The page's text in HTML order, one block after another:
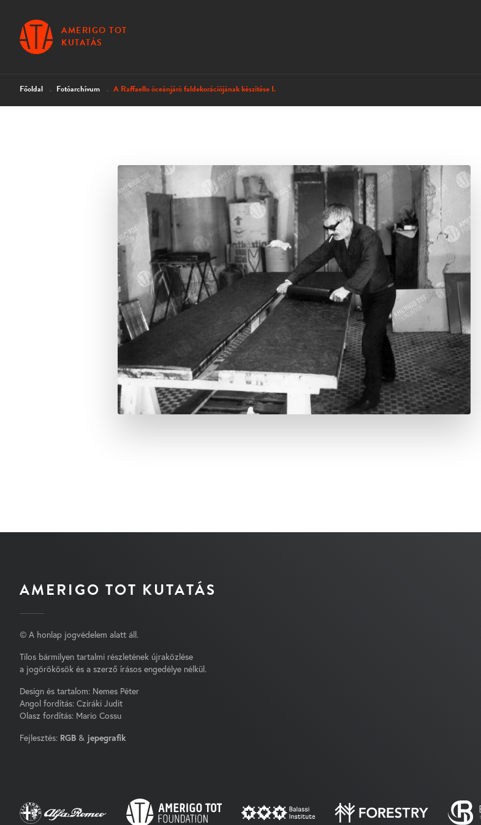
AMERIGO TOT
KUTATÁS
Főoldal Fotóarchívum A Raffaello óceánjáró faldekorációjának készítése I.
AMERIGO TOT KUTATÁS
© A honlap jogvédelem alatt áll.
Tilos bármilyen tartalmi részletének újraközlése
a jogörökösök és a szerző írásos engedélye nélkül.
Design és tartalom: Nemes Péter
Angol fordítás: Cziráki Judit
Olasz fordítás: Mario Cossu
Fejlesztés: RGB & jepegrafik